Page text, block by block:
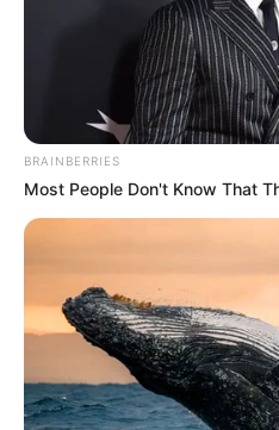
BRAINBERRIES
Most People Don't Know That